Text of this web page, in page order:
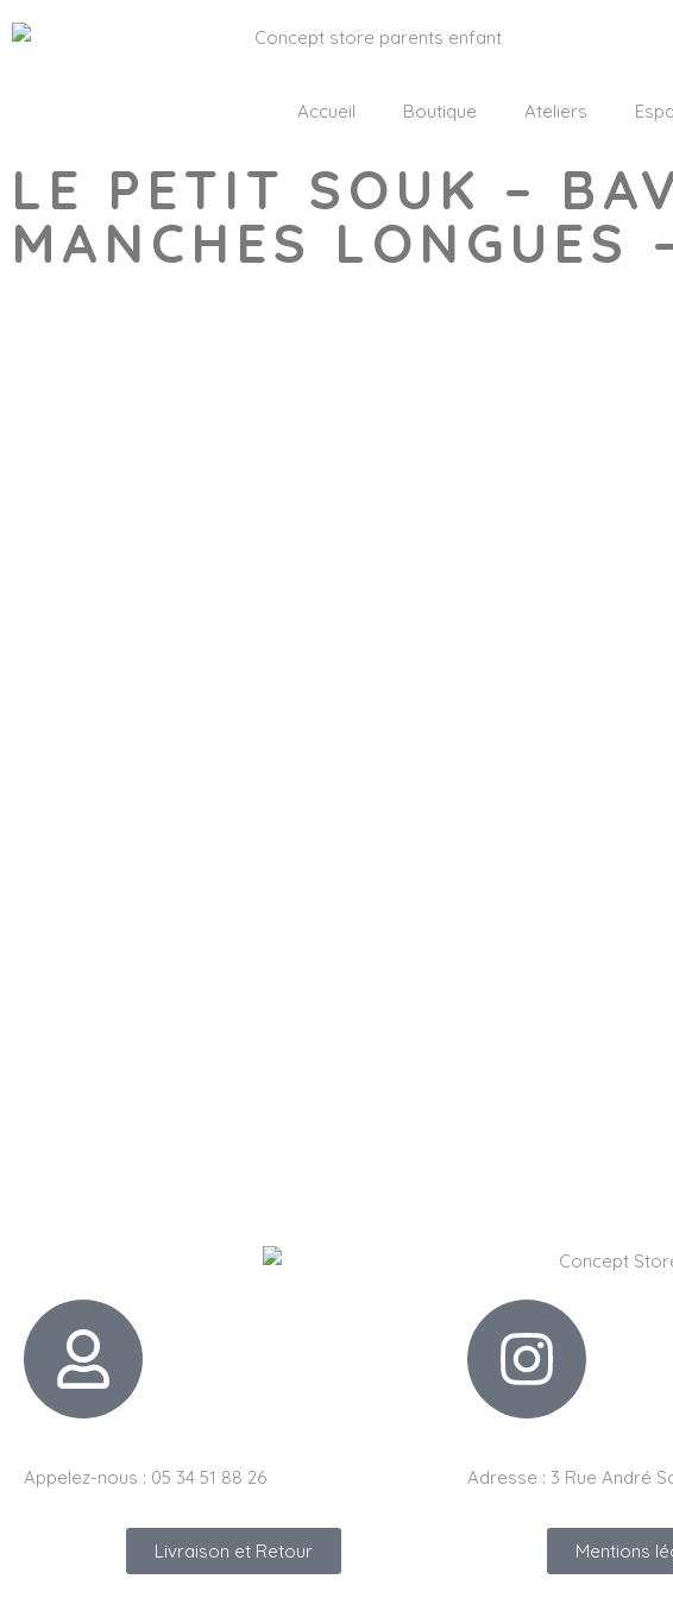
Accueil Boutique Ateliers
LE PETIT SOUK –
MANCHES LONGUES
Appelez-nous : 05 34 51 88 26 Adresse : 3 Rue André
Livraison et Retour Mentions